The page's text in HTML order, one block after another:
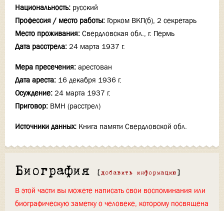
Национальность: русский
Профессия / место работы: Горком ВКП(б), 2 секретарь
Место проживания: Свердловская обл., г. Пермь
Дата расстрела: 24 марта 1937 г.
Мера пресечения: арестован
Дата ареста: 16 декабря 1936 г.
Осуждение: 24 марта 1937 г.
Приговор: ВМН (расстрел)
Источники данных: Книга памяти Свердловской обл.
Биография [ добавить информацию ]
В этой части вы можете написать свои воспоминания или
биографическую заметку о человеке, которому посвящена